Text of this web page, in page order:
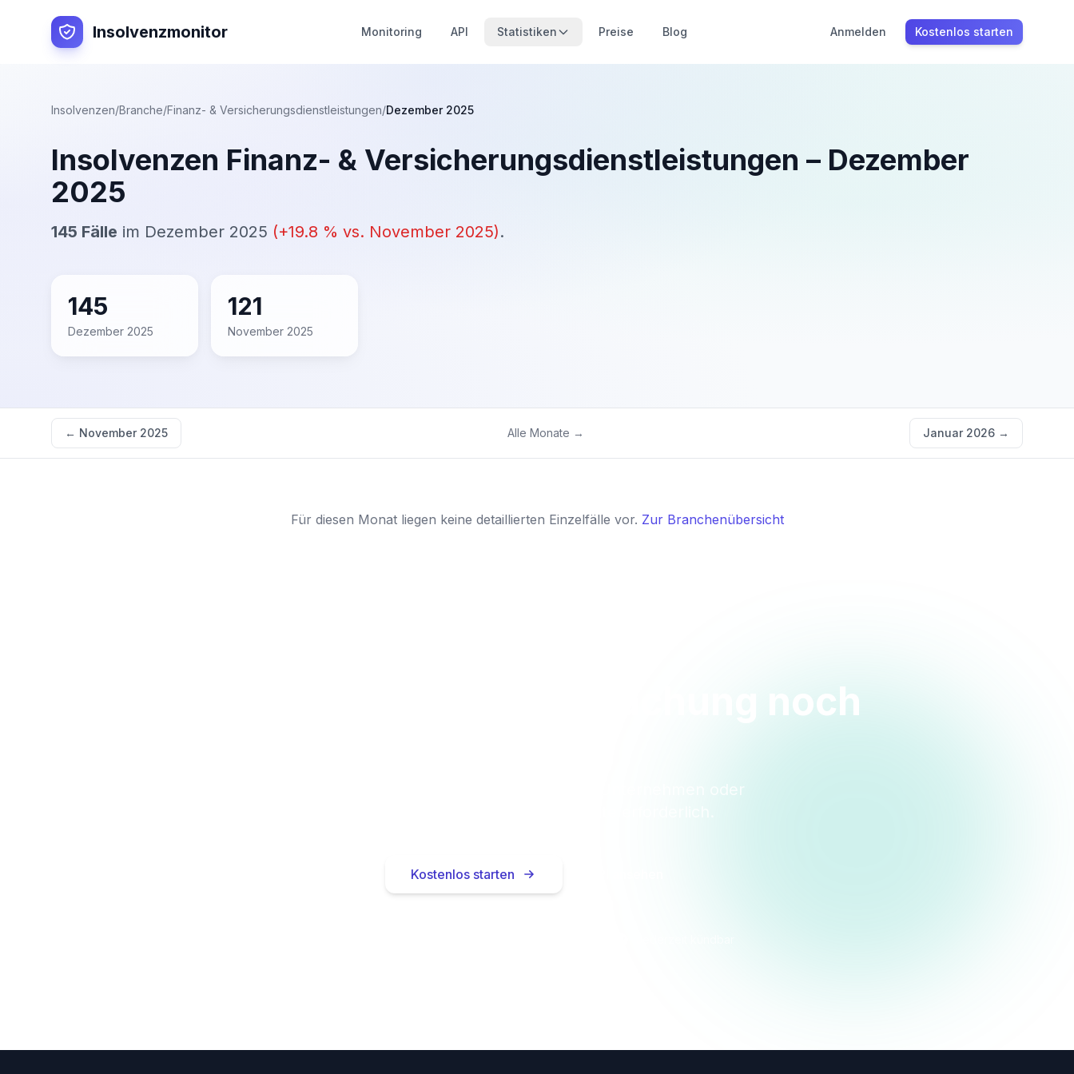
Insolvenzmonitor Monitoring API Statistiken Preise Blog Anmelden Kostenlos starten
Insolvenzen/Branche/Finanz- & Versicherungsdienstleistungen/Dezember 2025
Insolvenzen Finanz- & Versicherungsdienstleistungen – Dezember
2025
145 Fälle im Dezember 2025 (+19.8 % vs. November 2025).
145
Dezember 2025
121
November 2025
← November 2025 Alle Monate → Januar 2026 →
Für diesen Monat liegen keine detaillierten Einzelfälle vor. Zur Branchenübersicht
Starten Sie die Überwachung noch
Kostenlos für bis zu 10 Einheiten — Unternehmen oder
Kostenlos starten